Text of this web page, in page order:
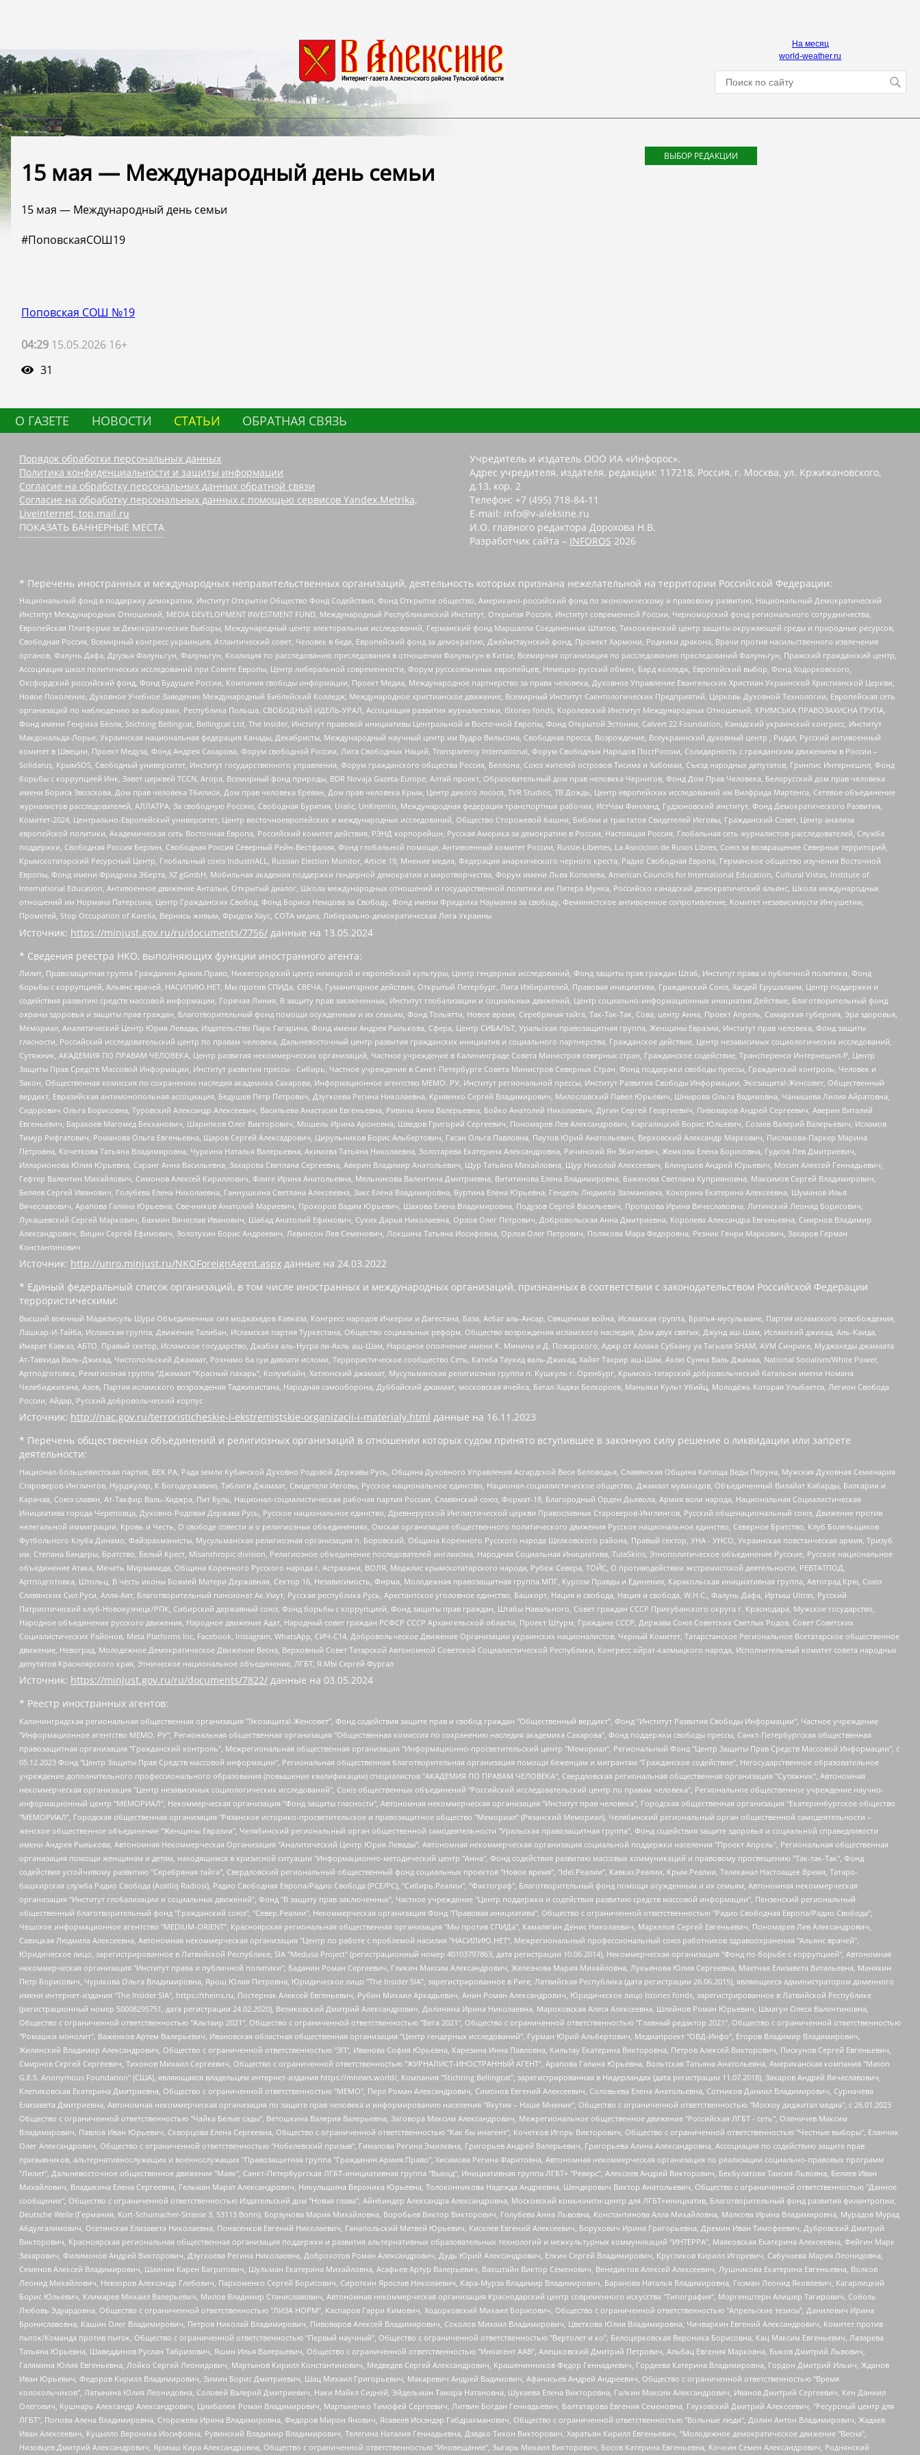
На месяц
world-weather.ru
15 мая — Международный день семьи
15 мая — Международный день семьи
#ПоповскаяСОШ19
Поповская СОШ №19
04:29 15.05.2026 16+
31
ВЫБОР РЕДАКЦИИ
О ГАЗЕТЕ НОВОСТИ СТАТЬИ ОБРАТНАЯ СВЯЗЬ
Порядок обработки персональных данных
Политика конфиденциальности и защиты информации
Согласие на обработку персональных данных обратной связи
Согласие на обработку персональных данных с помощью сервисов Yandex.Metrika,
LiveInternet, top.mail.ru
ПОКАЗАТЬ БАННЕРНЫЕ МЕСТА
Учредитель и издатель ООО ИА «Инфорос».
Адрес учредителя, издателя, редакции: 117218, Россия, г. Москва, ул. Кржижановского,
д.13, кор. 2
Телефон: +7 (495) 718-84-11
E-mail: info@v-aleksine.ru
И.О. главного редактора Дорохова Н.В.
Разработчик сайта – INFOROS 2026
* Перечень иностранных и международных неправительственных организаций, деятельность которых признана нежелательной на территории Российской Федерации:
Национальный фонд в поддержку демократии, Институт Открытое Общество Фонд Содействия, Фонд Открытое общество, Американо-российский фонд по экономическому и правовому развитию, Национальный Демократический
Институт Международных Отношений, MEDIA DEVELOPMENT INVESTMENT FUND, Международный Республиканский Институт, Открытая Россия, Институт современной России, Черноморский фонд регионального сотрудничества,
Европейская Платформа за Демократические Выборы, Международный центр электоральных исследований, Германский фонд Маршалла Соединенных Штатов, Тихоокеанский центр защиты окружающей среды и природных ресурсов,
Свободная Россия, Всемирный конгресс украинцев, Атлантический совет, Человек в беде, Европейский фонд за демократию, Джеймстаунский фонд, Прожект Хармони, Родники дракона, Врачи против насильственного извлечения
органов, Фалунь Дафа, Друзья Фалуньгун, Фалуньгун, Коалиция по расследованию преследования в отношении Фалуньгун в Китае, Всемирная организация по расследованию преследований Фалуньгун, Пражский гражданский центр,
Ассоциация школ политических исследований при Совете Европы, Центр либеральной современности, Форум русскоязычных европейцев, Немецко-русский обмен, Бард колледж, Европейский выбор, Фонд Ходорковского,
Оксфордский российский фонд, Фонд Будущее России, Компания свободы информации, Проект Медиа, Международное партнерство за права человека, Духовное Управление Евангельских Христиан Украинской Христианской Церкви,
Новое Поколение, Духовное Учебное Заведение Международный Библейский Колледж, Международное христианское движение, Всемирный Институт Саентологических Предприятий, Церковь Духовной Технологии, Европейская сеть
организаций по наблюдению за выборами, Республика Польша, СВОБОДНЫЙ ИДЕЛЬ-УРАЛ, Ассоциация развития журналистики, IStories fonds, Королевский Институт Международных Отношений, КРИМСЬКА ПРАВОЗАХИСНА ГРУПА,
Фонд имени Генриха Бёлля, Stichting Bellingcat, Bellingcat Ltd, The Insider, Институт правовой инициативы Центральной и Восточной Европы, Фонд Открытой Эстонии, Calvert 22 Foundation, Канадский украинский конгресс, Институт
Макдональда-Лорье, Украинская национальная федерация Канады, Декабристы, Международный научный центр им Вудро Вильсона, Свободная пресса, Возрождение, Всеукраинский духовный центр , Риддл, Русский антивоенный
комитет в Швеции, Проект Медуза, Фонд Андрея Сахарова, Форум свободной России, Лига Свободных Наций, Transparеncy International, Форум Свободных Народов ПостРоссии, Солидарность с гражданским движением в России –
Solidarus, КрымSOS, Свободный университет, Институт государственного управления, Форум гражданского общества Россия, Беллона, Союз жителей островов Тисима и Хабомаи, Съезд народных депутатов, Гринпис Интернешнл, Фонд
борьбы с коррупцией Инк, Завет церквей TCCN, Агора, Всемирный фонд природы, BDR Novaja Gazeta-Europe, Алтай проект, Образовательный дом прав человека Чернигов, Фонд Дом Прав Человека, Белорусский дом прав человека
имени Бориса Звозскова, Дом прав человека Тбилиси, Дом прав человека Ереван, Дом прав человека Крым, Центр дикого лосося, TVR Studios, ТВ Дождь, Центр европейских исследований им Вилфрида Мартенса, Сетевое объединение
журналистов расследователей, АЛЛАТРА, За свободную Россию, Свободная Бурятия, Uralic, UnKremlin, Международная федерация транспортных рабочих, ИстЧам Финланд, Гудзоновский институт, Фонд Демократического Развития,
Комитет-2024, Центрально-Европейский университет, Центр восточноевропейских и международных исследований, Общество Сторожевой башни, Библии и трактатов Свидетелей Иеговы, Гражданский Совет, Центр анализа
европейской политики, Академическая сеть Восточная Европа, Российский комитет действия, РЭНД корпорейшн, Русская Америка за демократию в России, Настоящая Россия, Глобальная сеть журналистов-расследователей, Служба
поддержки, Свободная Россия Берлин, Свободная Россия Северный Рейн-Вестфалия, Фонд глобальной помощи, Антивоенный комитет России, Russie-Libertes, La Asocicion de Rusos Libres, Союз за возвращение Северных территорий,
Крымскотатарский Ресурсный Центр, Глобальный союз IndustriALL, Russian Election Monitor, Article 19, Мнение медиа, Федерация анархического черного креста, Радио Свободная Европа, Германское общество изучения Восточной
Европы, Фонд имени Фридриха Эберта, XZ gGmbH, Мобильная академия поддержки гендерной демократии и миротворчества, Форум имени Льва Копелева, American Councils for International Education, Cultural Vistas, Institute of
International Education, Антивоенное движение Антальи, Открытый диалог, Школа международных отношений и государственной политики им Питера Мунка, Российско-канадский демократический альянс, Школа международных
отношений им Нормана Патерсона, Центр Гражданских Свобод, Фонд Бориса Немцова за Свободу, Фонд имени Фридриха Науманна за свободу, Феминистское антивоенное сопротивление, Комитет независимости Ингушетии,
Прометей, Stop Occupation of Karelia, Вернись живым, Фридом Хаус, СОТА медиа, Либерально-демократическая Лига Украины
Источник: https://minjust.gov.ru/ru/documents/7756/ данные на 13.05.2024
* Сведения реестра НКО, выполняющих функции иностранного агента:
Лилит, Правозащитная группа Гражданин.Армия.Право, Нижегородский центр немецкой и европейской культуры, Центр гендерных исследований, Фонд защиты прав граждан Штаб, Институт права и публичной политики, Фонд
борьбы с коррупцией, Альянс врачей, НАСИЛИЮ.НЕТ, Мы против СПИДа, СВЕЧА, Гуманитарное действие, Открытый Петербург, Лига Избирателей, Правовая инициатива, Гражданский Союз, Хасдей Ерушалаим, Центр поддержки и
содействия развитию средств массовой информации, Горячая Линия, В защиту прав заключенных, Институт глобализации и социальных движений, Центр социально-информационных инициатив Действие, Благотворительный фонд
охраны здоровья и защиты прав граждан, Благотворительный фонд помощи осужденным и их семьям, Фонд Тольятти, Новое время, Серебряная тайга, Так-Так-Так, Сова, центр Анна, Проект Апрель, Самарская губерния, Эра здоровья,
Мемориал, Аналитический Центр Юрия Левады, Издательство Парк Гагарина, Фонд имени Андрея Рылькова, Сфера, Центр СИБАЛЬТ, Уральская правозащитная группа, Женщины Евразии, Институт прав человека, Фонд защиты
гласности, Российский исследовательский центр по правам человека, Дальневосточный центр развития гражданских инициатив и социального партнерства, Гражданское действие, Центр независимых социологических исследований,
Сутяжник, АКАДЕМИЯ ПО ПРАВАМ ЧЕЛОВЕКА, Центр развития некоммерческих организаций, Частное учреждение в Калининграде Совета Министров северных стран, Гражданское содействие, Трансперенси Интернешнл-Р, Центр
Защиты Прав Средств Массовой Информации, Институт развития прессы - Сибирь, Частное учреждение в Санкт-Петербурге Совета Министров Северных Стран, Фонд поддержки свободы прессы, Гражданский контроль, Человек и
Закон, Общественная комиссия по сохранению наследия академика Сахарова, Информационное агентство МЕМО. РУ, Институт региональной прессы, Институт Развития Свободы Информации, Экозащита!-Женсовет, Общественный
вердикт, Евразийская антимонопольная ассоциация, Бедушев Петр Петрович, Дзугкоева Регина Николаевна, Кривенко Сергей Владимирович, Милославский Павел Юрьевич, Шнырова Ольга Вадимовна, Чанышева Лилия Айратовна,
Сидорович Ольга Борисовна, Туровский Александр Алексеевич, Васильева Анастасия Евгеньевна, Ривина Анна Валерьевна, Бойко Анатолий Николаевич, Дугин Сергей Георгиевич, Пивоваров Андрей Сергеевич, Аверин Виталий
Евгеньевич, Барахоев Магомед Бекханович, Шарипков Олег Викторович, Мошель Ирина Ароновна, Шведов Григорий Сергеевич, Пономарев Лев Александрович, Каргалицкий Борис Юльевич, Созаев Валерий Валерьевич, Исламов
Тимур Рифгатович, Романова Ольга Евгеньевна, Щаров Сергей Алексадрович, Цирульников Борис Альбертович, Гасан Ольга Павловна, Паутов Юрий Анатольевич, Верховский Александр Маркович, Пислакова-Паркер Марина
Петровна, Кочеткова Татьяна Владимировна, Чуркина Наталья Валерьевна, Акимова Татьяна Николаевна, Золотарева Екатерина Александровна, Рачинский Ян Збигневич, Жемкова Елена Борисовна, Гудков Лев Дмитриевич,
Илларионова Юлия Юрьевна, Саранг Анна Васильевна, Захарова Светлана Сергеевна, Аверин Владимир Анатольевич, Щур Татьяна Михайловна, Щур Николай Алексеевич, Блинушов Андрей Юрьевич, Мосин Алексей Геннадьевич,
Гефтер Валентин Михайлович, Симонов Алексей Кириллович, Флиге Ирина Анатольевна, Мельникова Валентина Дмитриевна, Вититинова Елена Владимировна, Баженова Светлана Куприяновна, Максимов Сергей Владимирович,
Беляев Сергей Иванович, Голубева Елена Николаевна, Ганнушкина Светлана Алексеевна, Закс Елена Владимировна, Буртина Елена Юрьевна, Гендель Людмила Залмановна, Кокорина Екатерина Алексеевна, Шуманов Илья
Вячеславович, Арапова Галина Юрьевна, Свечников Анатолий Мариевич, Прохоров Вадим Юрьевич, Шахова Елена Владимировна, Подузов Сергей Васильевич, Протасова Ирина Вячеславовна, Литинский Леонид Борисович,
Лукашевский Сергей Маркович, Бахмин Вячеслав Иванович, Шабад Анатолий Ефимович, Сухих Дарья Николаевна, Орлов Олег Петрович, Добровольская Анна Дмитриевна, Королева Александра Евгеньевна, Смирнов Владимир
Александрович, Вицин Сергей Ефимович, Золотухин Борис Андреевич, Левинсон Лев Семенович, Локшина Татьяна Иосифовна, Орлов Олег Петрович, Полякова Мара Федоровна, Резник Генри Маркович, Захаров Герман
Константинович
Источник: http://unro.minjust.ru/NKOForeignAgent.aspx данные на 24.03.2022
* Единый федеральный список организаций, в том числе иностранных и международных организаций, признанных в соответствии с законодательством Российской Федерации
террористическими:
Высший военный Маджлисуль Шура Объединенных сил моджахедов Кавказа, Конгресс народов Ичкерии и Дагестана, База, Асбат аль-Ансар, Священная война, Исламская группа, Братья-мусульмане, Партия исламского освобождения,
Лашкар-И-Тайба, Исламская группа, Движение Талибан, Исламская партия Туркестана, Общество социальных реформ, Общество возрождения исламского наследия, Дом двух святых, Джунд аш-Шам, Исламский джихад, Аль-Каида,
Имарат Кавказ, АБТО, Правый сектор, Исламское государство, Джабха аль-Нусра ли-Ахль аш-Шам, Народное ополчение имени К. Минина и Д. Пожарского, Аджр от Аллаха Субхану уа Тагьаля SHAM, АУМ Синрике, Муджахеды джамаата
Ат-Тавхида Валь-Джихад, Чистопольский Джамаат, Рохнамо ба суи давлати исломи, Террористическое сообщество Сеть, Катиба Таухид валь-Джихад, Хайят Тахрир аш-Шам, Ахлю Сунна Валь Джамаа, National Socialism/White Power,
Артподготовка, Религиозная группа “Джамаат “Красный пахарь”, Колумбайн, Хатлонский джамаат, Мусульманская религиозная группа п. Кушкуль г. Оренбург, Крымско-татарский добровольческий батальон имени Номана
Челебиджихана, Азов, Партия исламского возрождения Таджикистана, Народная самооборона, Дуббайский джамаат, московская ячейка, Батал-Хаджи Белхороев, Маньяки Культ Убийц, Молодёжь Которая Улыбается, Легион Свобода
России, Айдар, Русский добровольческий корпус
Источник: http://nac.gov.ru/terroristicheskie-i-ekstremistskie-organizacii-i-materialy.html данные на 16.11.2023
* Перечень общественных объединений и религиозных организаций в отношении которых судом принято вступившее в законную силу решение о ликвидации или запрете
деятельности:
Национал-большевистская партия, ВЕК РА, Рада земли Кубанской Духовно Родовой Державы Русь, Община Духовного Управления Асгардской Веси Беловодья, Славянская Община Капища Веды Перуна, Мужская Духовная Семинария
Староверов-Инглингов, Нурджулар, К Богодержавию, Таблиги Джамаат, Свидетели Иеговы, Русское национальное единство, Национал-социалистическое общество, Джамаат мувахидов, Объединенный Вилайат Кабарды, Балкарии и
Карачая, Союз славян, Ат-Такфир Валь-Хиджра, Пит Буль, Национал-социалистическая рабочая партия России, Славянский союз, Формат-18, Благородный Орден Дьявола, Армия воли народа, Национальная Социалистическая
Инициатива города Череповца, Духовно-Родовая Держава Русь, Русское национальное единство, Древнерусской Инглистической церкви Православных Староверов-Инглингов, Русский общенациональный союз, Движение против
нелегальной иммиграции, Кровь и Честь, О свободе совести и о религиозных объединениях, Омская организация общественного политического движения Русское национальное единство, Северное Братство, Клуб Болельщиков
Футбольного Клуба Динамо, Файзрахманисты, Мусульманская религиозная организация п. Боровский, Община Коренного Русского народа Щелковского района, Правый сектор, УНА - УНСО, Украинская повстанческая армия, Тризуб
им. Степана Бандеры, Братство, Белый Крест, Misanthropic division, Религиозное объединение последователей инглиизма, Народная Социальная Инициатива, TulaSkins, Этнополитическое объединение Русские, Русское национальное
объединение Атака, Мечеть Мирмамеда, Община Коренного Русского народа г. Астрахани, ВОЛЯ, Меджлис крымскотатарского народа, Рубеж Севера, ТОЙС, О противодействии экстремистской деятельности, РЕВТАТПОД,
Артподготовка, Штольц, В честь иконы Божией Матери Державная, Сектор 16, Независимость, Фирма, Молодежная правозащитная группа МПГ, Курсом Правды и Единения, Каракольская инициативная группа, Автоград Крю, Союз
Славянских Сил Руси, Алля-Аят, Благотворительный пансионат Ак Умут, Русская республика Русь, Арестантское уголовное единство, Башкорт, Нация и свобода, Нация и свобода, W.H.С., Фалунь Дафа, Иртыш Ultras, Русский
Патриотический клуб-Новокузнецк/РПК, Сибирский державный союз, Фонд борьбы с коррупцией, Фонд защиты прав граждан, Штабы Навального, Совет граждан СССР Прикубанского округа г. Краснодара, Мужское государство,
Народное объединение русского движения, Народное движение Адат, Народный совет граждан РСФСР СССР Архангельской области, Проект Штурм, Граждане СССР, Держава Союз Советских Светлых Родов, Совет Советских
Социалистических Районов, Meta Platforms Inc, Facebook, Instagram, WhatsApp, СИЧ-С14, Добровольческое Движение Организации украинских националистов, Черный Комитет, Татарстанское Региональное Всетатарское общественное
движение, Невоград, Молодежное Демократическое Движение Весна, Верховный Совет Татарской Автономной Советской Социалистической Республики, Конгресс ойрат-калмыцкого народа, Исполнительный комитет совета народных
депутатов Красноярского края, Этническое национальное объединение, ЛГБТ, Я.МЫ Сергей Фургал
Источник: https://minjust.gov.ru/ru/documents/7822/ данные на 03.05.2024
* Реестр иностранных агентов:
Калининградская региональная общественная организация "Экозащита!-Женсовет", Фонд содействия защите прав и свобод граждан "Общественный вердикт", Фонд "Институт Развития Свободы Информации", Частное учреждение "Информационное агентство МЕМО. РУ", Региональная общественная организация "Общественная комиссия по сохранению наследия академика Сахарова", Фонд поддержки свободы прессы, Санкт-Петербургская общественная правозащитная организация "Гражданский контроль", Межрегиональная общественная организация "Информационно-просветительский центр "Мемориал", Региональный Фонд "Центр Защиты Прав Средств Массовой Информации", с 05.12.2023 Фонд "Центр Защиты Прав Средств массовой информации", Региональная общественная благотворительная организация помощи беженцам и мигрантам "Гражданское содействие", Негосударственное образовательное учреждение дополнительного профессионального образования (повышение квалификации) специалистов "АКАДЕМИЯ ПО ПРАВАМ ЧЕЛОВЕКА", Свердловская региональная общественная организация "Сутяжник", Автономная некоммерческая организация "Центр независимых социологических исследований", Союз общественных объединений "Российский исследовательский центр по правам человека", Региональное общественное учреждение научно-информационный центр "МЕМОРИАЛ", Некоммерческая организация "Фонд защиты гласности", Автономная некоммерческая организация "Институт прав человека", Городская общественная организация "Екатеринбургское общество "МЕМОРИАЛ", Городская общественная организация "Рязанское историко-просветительское и правозащитное общество "Мемориал" (Рязанский Мемориал), Челябинский региональный орган общественной самодеятельности – женское общественное объединение "Женщины Евразии", Челябинский региональный орган общественной самодеятельности "Уральская правозащитная группа", Фонд содействия защите здоровья и социальной справедливости имени Андрея Рылькова, Автономная Некоммерческая Организация "Аналитический Центр Юрия Левады", Автономная некоммерческая организация социальной поддержки населения "Проект Апрель", Региональная общественная организация помощи женщинам и детям, находящимся в кризисной ситуации "Информационно-методический центр "Анна", Фонд содействия развитию массовых коммуникаций и правовому просвещению "Так-так-Так", Фонд содействия устойчивому развитию "Серебряная тайга", Свердловский региональный общественный фонд социальных проектов "Новое время", "Idel.Реалии", Кавказ.Реалии, Крым.Реалии, Телеканал Настоящее Время, Татаро-башкирская служба Радио Свобода (Azatliq Radiosi), Радио Свободная Европа/Радио Свобода (PCE/PC), "Сибирь.Реалии", "Фактограф", Благотворительный фонд помощи осужденным и их семьям, Автономная некоммерческая организация "Институт глобализации и социальных движений", Фонд "В защиту прав заключенных", Частное учреждение "Центр поддержки и содействия развитию средств массовой информации", Пензенский региональный общественный благотворительный фонд "Гражданский союз", "Север.Реалии", Некоммерческая организация Фонд "Правовая инициатива", Общество с ограниченной ответственностью "Радио Свободная Европа/Радио Свобода", Чешское информационное агентство "MEDIUM-ORIENT", Красноярская региональная общественная организация "Мы против СПИДа", Камалягин Денис Николаевич, Маркелов Сергей Евгеньевич, Пономарев Лев Александрович, Савицкая Людмила Алексеевна, Автономная некоммерческая организация "Центр по работе с проблемой насилия "НАСИЛИЮ.НЕТ", Межрегиональный профессиональный союз работников здравоохранения "Альянс врачей", Юридическое лицо, зарегистрированное в Латвийской Республике, SIA "Medusa Project" (регистрационный номер 40103797863, дата регистрации 10.06.2014), Некоммерческая организация "Фонд по борьбе с коррупцией", Автономная некоммерческая организация "Институт права и публичной политики", Баданин Роман Сергеевич, Гликин Максим Александрович, Железнова Мария Михайловна, Лукьянова Юлия Сергеевна, Маетная Елизавета Витальевна, Маняхин Петр Борисович, Чуракова Ольга Владимировна, Ярош Юлия Петровна, Юридическое лицо "The Insider SIA", зарегистрированное в Риге, Латвийская Республика (дата регистрации 26.06.2015), являющееся администратором доменного имени интернет-издания "The Insider SIA", https://theins.ru, Постернак Алексей Евгеньевич, Рубин Михаил Аркадьевич, Анин Роман Александрович, Юридическое лицо Istories fonds, зарегистрированное в Латвийской Республике (регистрационный номер 50008295751, дата регистрации 24.02.2020), Великовский Дмитрий Александрович, Долинина Ирина Николаевна, Мароховская Алеся Алексеевна, Шлейнов Роман Юрьевич, Шмагун Олеся Валентиновна, Общество с ограниченной ответственностью "Альтаир 2021", Общество с ограниченной ответственностью "Вега 2021", Общество с ограниченной ответственностью "Главный редактор 2021", Общество с ограниченной ответственностью "Ромашки монолит", Важенков Артем Валерьевич, Ивановская областная общественная организация "Центр гендерных исследований", Гурман Юрий Альбертович, Медиапроект "ОВД-Инфо", Егоров Владимир Владимирович, Жилинский Владимир Александрович, Общество с ограниченной ответственностью "ЗП", Иванова София Юрьевна, Карезина Инна Павловна, Кильтау Екатерина Викторовна, Петров Алексей Викторович, Пискунов Сергей Евгеньевич, Смирнов Сергей Сергеевич, Тихонов Михаил Сергеевич, Общество с ограниченной ответственностью "ЖУРНАЛИСТ-ИНОСТРАННЫЙ АГЕНТ", Арапова Галина Юрьевна, Вольтская Татьяна Анатольевна, Американская компания "Mason G.E.S. Anonymous Foundation" (США), являющаяся владельцем интернет-издания https://mnews.world/, Компания "Stichting Bellingcat", зарегистрированная в Нидерландах (дата регистрации 11.07.2018), Захаров Андрей Вячеславович, Клепиковская Екатерина Дмитриевна, Общество с ограниченной ответственностью "МЕМО", Перл Роман Александрович, Симонов Евгений Алексеевич, Соловьева Елена Анатольевна, Сотников Даниил Владимирович, Сурначева Елизавета Дмитриевна, Автономная некоммерческая организация по защите прав человека и информированию населения "Якутия – Наше Мнение", Общество с ограниченной ответственностью "Москоу диджитал медиа", с 26.01.2023 Общество с ограниченной ответственностью "Чайка Белые сады", Ветошкина Валерия Валерьевна, Заговора Максим Александрович, Межрегиональное общественное движение "Российская ЛГБТ - сеть", Оленичев Максим Владимирович, Павлов Иван Юрьевич, Скворцова Елена Сергеевна, Общество с ограниченной ответственностью "Как бы инагент", Кочетков Игорь Викторович, Общество с ограниченной ответственностью "Честные выборы", Еланчик Олег Александрович, Общество с ограниченной ответственностью "Нобелевский призыв", Гималова Регина Эмилевна, Григорьев Андрей Валерьевич, Григорьева Алина Александровна, Ассоциация по содействию защите прав призывников, альтернативнослужащих и военнослужащих "Правозащитная группа "Гражданин.Армия.Право", Хисамова Регина Фаритовна, Автономная некоммерческая организация по реализации социально-правовых программ "Лилит", Дальневосточное общественное движение "Маяк", Санкт-Петербургская ЛГБТ-инициативная группа "Выход", Инициативная группа ЛГБТ+ "Реверс", Алексеев Андрей Викторович, Бекбулатова Таисия Львовна, Беляев Иван Михайлович, Владыкина Елена Сергеевна, Гельман Марат Александрович, Никульшина Вероника Юрьевна, Толоконникова Надежда Андреевна, Шендерович Виктор Анатольевич, Общество с ограниченной ответственностью "Данное сообщение", Общество с ограниченной ответственностью Издательский дом "Новая глава", Айнбиндер Александра Александровна, Московский комьюнити-центр для ЛГБТ+инициатив, Благотворительный фонд развития филантропии, Deutsche Welle (Германия, Kurt-Schumacher-Strasse 3, 53113 Bonn), Борзунова Мария Михайловна, Воробьев Виктор Викторович, Голубева Анна Львовна, Константинова Алла Михайловна, Малкова Ирина Владимировна, Мурадов Мурад Абдулгалимович, Осетинская Елизавета Николаевна, Понасенков Евгений Николаевич, Ганапольский Матвей Юрьевич, Киселев Евгений Алексеевич, Борухович Ирина Григорьевна, Дремин Иван Тимофеевич, Дубровский Дмитрий Викторович, Красноярская региональная общественная организация поддержки и развития альтернативных образовательных технологий и межкультурных коммуникаций "ИНТЕРРА", Маяковская Екатерина Алексеевна, Фейгин Марк Захарович, Филимонов Андрей Викторович, Дзугкоева Регина Николаевна, Доброхотов Роман Александрович, Дудь Юрий Александрович, Елкин Сергей Владимирович, Кругликов Кирилл Игоревич, Сабунаева Мария Леонидовна, Семенов Алексей Владимирович, Шаинян Карен Багратович, Шульман Екатерина Михайловна, Асафьев Артур Валерьевич, Вахштайн Виктор Семенович, Венедиктов Алексей Алексеевич, Лушникова Екатерина Евгеньевна, Волков Леонид Михайлович, Невзоров Александр Глебович, Пархоменко Сергей Борисович, Сироткин Ярослав Николаевич, Кара-Мурза Владимир Владимирович, Баранова Наталья Владимировна, Гозман Леонид Яковлевич, Кагарлицкий Борис Юльевич, Климарев Михаил Валерьевич, Милов Владимир Станиславович, Автономная некоммерческая организация Краснодарский центр современного искусства "Типография", Моргенштерн Алишер Тагирович, Соболь Любовь Эдуардовна, Общество с ограниченной ответственностью "ЛИЗА НОРМ", Каспаров Гарри Кимович, Ходорковский Михаил Борисович, Общество с ограниченной ответственностью "Апрельские тезисы", Данилович Ирина Брониславовна, Кашин Олег Владимирович, Петров Николай Владимирович, Пивоваров Алексей Владимирович, Соколов Михаил Владимирович, Цветкова Юлия Владимировна, Чичваркин Евгений Александрович, Комитет против пыток/Команда против пыток, Общество с ограниченной ответственностью "Первый научный", Общество с ограниченной ответственностью "Вертолет и ко", Белоцерковская Вероника Борисовна, Кац Максим Евгеньевич, Лазарева Татьяна Юрьевна, Шаведдинов Руслан Табризович, Яшин Илья Валерьевич, Общество с ограниченной ответственностью "Иноагент ААВ", Алешковский Дмитрий Петрович, Альбац Евгения Марковна, Быков Дмитрий Львович, Галямина Юлия Евгеньевна, Лойко Сергей Леонидович, Мартынов Кирилл Константинович, Медведев Сергей Александрович, Крашенинников Федор Геннадиевич, Гордеева Катерина Вл